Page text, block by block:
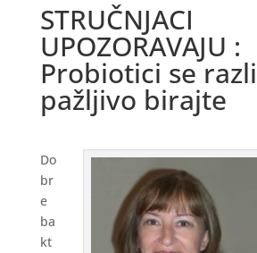
STRUČNJACI
UPOZORAVAJU :
Probiotici se
pažljivo birajte
Do
br
e
ba
kt